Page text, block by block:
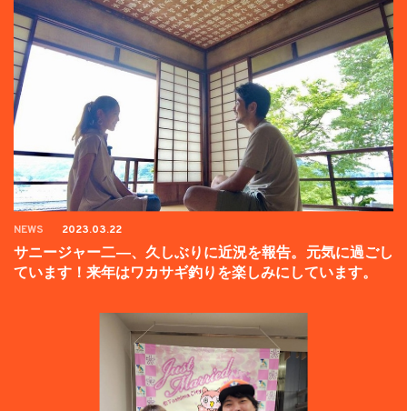
NEWS 2023.03.22
サニージャー二―、久しぶりに近況を報告。元気に過ごし
ています！来年はワカサギ釣りを楽しみにしています。